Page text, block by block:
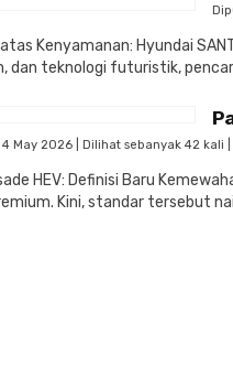
Kenyamanan: Hyundai
dan teknologi futuristik,
May 2026 | Dilihat sebanyak 42 kali
HEV: Definisi Baru
Kini, standar tersebut